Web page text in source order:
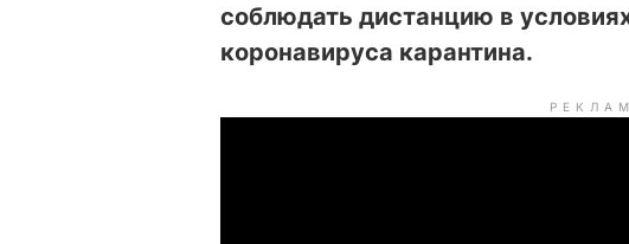
соблюдать дистанцию в
коронавируса карантина.